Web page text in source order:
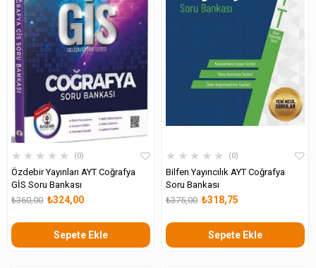
★ ★ ★ ★ ★ 0
Özdebir Yayınları AYT Coğrafya
GİS Soru Bankası
₺324,00
₺360,00
Sepete Ekle
★ ★ ★ ★ ★ 0
Bilfen Yayıncılık AYT Coğrafya
Soru Bankası
₺318,75
₺375,00
Sepete Ekle